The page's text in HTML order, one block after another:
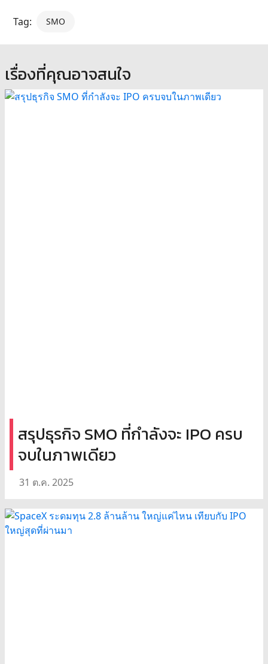
Tag: SMO
เรื่องที่คุณอาจสนใจ
สรุปธุรกิจ SMO ที่กำลังจะ IPO ครบ
จบในภาพเดียว
31 ต.ค. 2025